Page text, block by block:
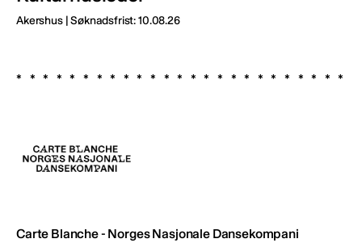
Akershus | Søknadsfrist: 10.08.26
Carte Blanche - Norges Nasjonale Dansekompani